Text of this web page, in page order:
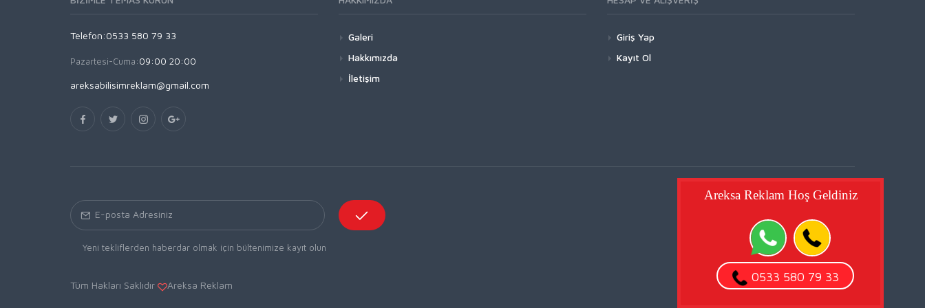
Telefon:0533 580 79 33
Pazartesi-Cuma:09:00 20:00
areksabilisimreklam@gmail.com
Galeri
Hakkımızda
İletişim
Giriş Yap
Kayıt Ol
Yeni tekliflerden haberdar olmak için bültenimize kayıt olun
Tüm Hakları Saklıdır Areksa Reklam
Areksa Reklam Hoş Geldiniz
0533 580 79 33